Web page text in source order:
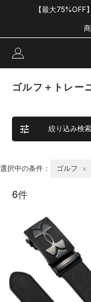
【最大75%OFF
ゴルフ＋トレー
絞り込み検索
選択中の条件： ゴルフ
6件